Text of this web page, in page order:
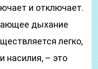
и отключает.
дыхание
легко,
насилия, – это